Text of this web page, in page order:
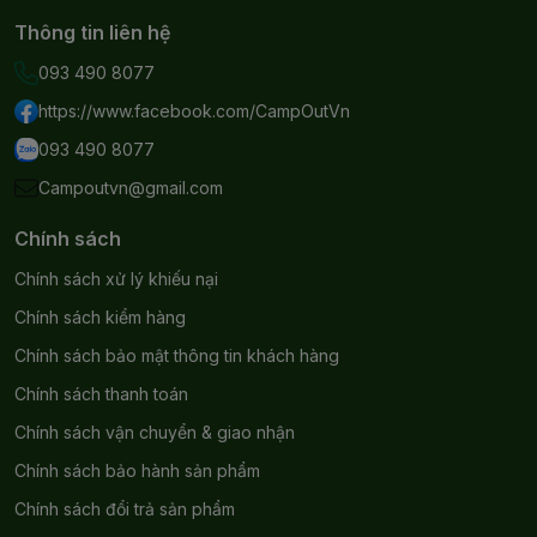
2. Đánh giá tổng quan sản
phẩm
Sidekickđược đánh giá là chiếc kìm đa năng thế hệ
ra mắt sản phẩm đã nhận được sự yêu thích của rất
nhiều người. So với những người anh em của
Leatherman Sidekick
phẩm vừa đủ cho sự hoàn hảo.
inch và nặng 7Oz, chiếc
Sidekick cho cảm giác chắc chắn khi cầm nó trên
tay. Sản phẩm có thiết kế với các khớp gấp mượt
mà, dễ gấp và không hề gây ra tiếng ồn.
Thông tin liên hệ
093 490 8077
https://www.facebook.com/CampOutVn
093 490 8077
Campoutvn@gmail.com
Chính sách
Chính sách xử lý khiếu nại
Chính sách kiểm hàng
Chính sách bảo mật thông tin khách hàng
Chính sách thanh toán
Chính sách vận chuyển & giao nhận
Chính sách bảo hành sản phẩm
Chính sách đổi trả sản phẩm